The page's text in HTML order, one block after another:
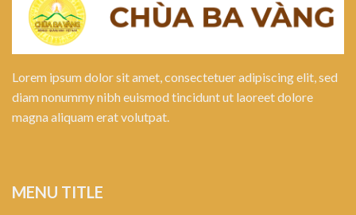
Lorem ipsum dolor sit amet, consectetuer adipiscing elit, sed
diam nonummy nibh euismod tincidunt ut laoreet dolore
magna aliquam erat volutpat.
MENU TITLE